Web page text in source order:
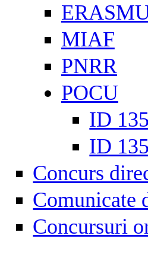
MIAF
PNRR
POCU
ID
ID
Concurs
Comunicate
Concursuri